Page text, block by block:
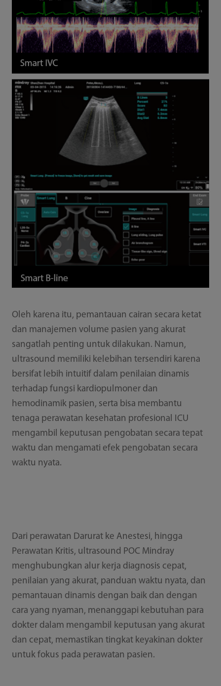
Oleh karena itu, pemantauan cairan secara ketat
dan manajemen volume pasien yang akurat
sangatlah penting untuk dilakukan. Namun,
ultrasound memiliki kelebihan tersendiri karena
bersifat lebih intuitif dalam penilaian dinamis
terhadap fungsi kardiopulmoner dan
hemodinamik pasien, serta bisa membantu
tenaga perawatan kesehatan profesional ICU
mengambil keputusan pengobatan secara tepat
waktu dan mengamati efek pengobatan secara
waktu nyata.
Dari perawatan Darurat ke Anestesi, hingga
Perawatan Kritis, ultrasound POC Mindray
menghubungkan alur kerja diagnosis cepat,
penilaian yang akurat, panduan waktu nyata, dan
pemantauan dinamis dengan baik dan dengan
cara yang nyaman, menanggapi kebutuhan para
dokter dalam mengambil keputusan yang akurat
dan cepat, memastikan tingkat keyakinan dokter
untuk fokus pada perawatan pasien.